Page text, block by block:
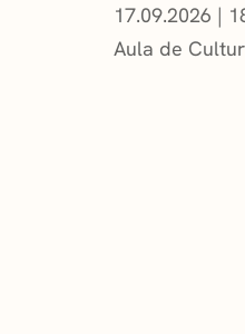
17.09.2026 |
Aula de